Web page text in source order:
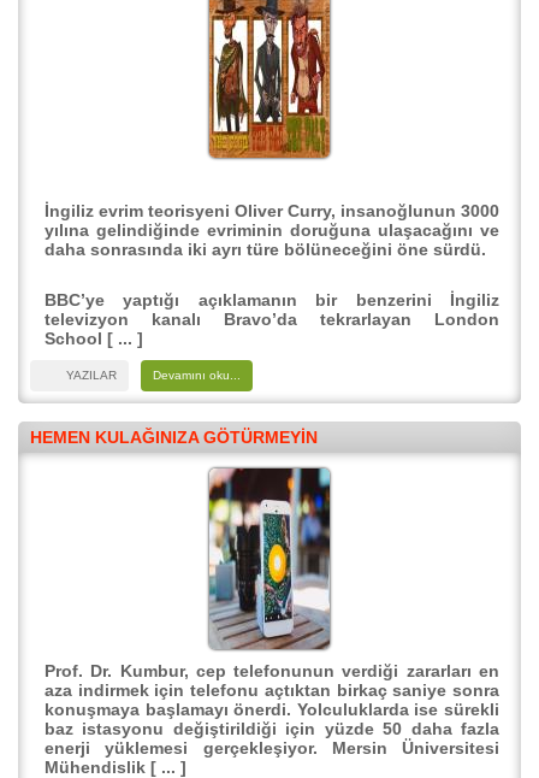
İngiliz evrim teorisyeni Oliver Curry, insanoğlunun 3000
yılına gelindiğinde evriminin doruğuna ulaşacağını ve
daha sonrasında iki ayrı türe bölüneceğini öne sürdü.
BBC’ye yaptığı açıklamanın bir benzerini İngiliz
televizyon kanalı Bravo’da tekrarlayan London
School [ ... ]
YAZILAR Devamını oku...
HEMEN KULAĞINIZA GÖTÜRMEYIN
Prof. Dr. Kumbur, cep telefonunun verdiği zararları en
aza indirmek için telefonu açtıktan birkaç saniye sonra
konuşmaya başlamayı önerdi. Yolculuklarda ise sürekli
baz istasyonu değiştirildiği için yüzde 50 daha fazla
enerji yüklemesi gerçekleşiyor. Mersin Üniversitesi
Mühendislik [ ... ]